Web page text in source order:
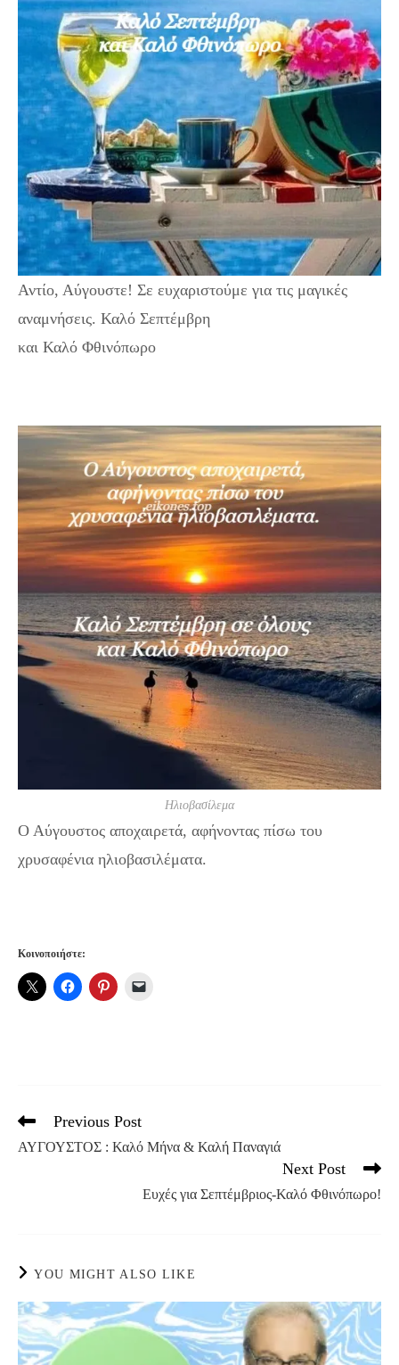
Αντίο, Αύγουστε! Σε ευχαριστούμε για τις μαγικές
αναμνήσεις. Καλό Σεπτέμβρη
και Καλό Φθινόπωρο
Ηλιοβασίλεμα
Ο Αύγουστος αποχαιρετά, αφήνοντας πίσω του
χρυσαφένια ηλιοβασιλέματα.
Κοινοποιήστε:
Read
articles
Previous Post
ΑΥΓΟΥΣΤΟΣ : Καλό Μήνα & Καλή Παναγιά
Next Post
Ευχές για Σεπτέμβριος-Καλό Φθινόπωρο!
YOU MIGHT ALSO LIKE